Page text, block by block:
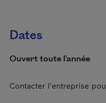
Dates
Ouvert toute l'année
Contacter l'entreprise